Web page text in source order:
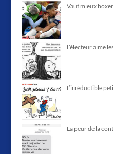
Vaut mieux
L’électeur aime
L’irréductible
La peur de la